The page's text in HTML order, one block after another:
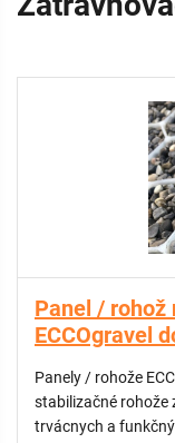
Panel / rohož
ECCOgravel
Panely / rohože
stabilizačné rohože
trvácnych a